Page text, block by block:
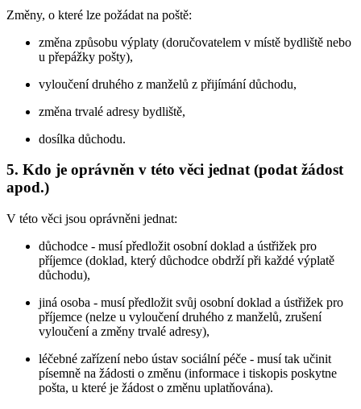
Změny, o které lze požádat na poště:
změna způsobu výplaty (doručovatelem v místě bydliště nebo
u přepážky pošty),
vyloučení druhého z manželů z přijímání důchodu,
změna trvalé adresy bydliště,
dosílka důchodu.
5. Kdo je oprávněn v této věci jednat (podat žádost
apod.)
V této věci jsou oprávněni jednat:
důchodce - musí předložit osobní doklad a ústřižek pro
příjemce (doklad, který důchodce obdrží při každé výplatě
důchodu),
jiná osoba - musí předložit svůj osobní doklad a ústřižek pro
příjemce (nelze u vyloučení druhého z manželů, zrušení
vyloučení a změny trvalé adresy),
léčebné zařízení nebo ústav sociální péče - musí tak učinit
písemně na žádosti o změnu (informace i tiskopis poskytne
pošta, u které je žádost o změnu uplatňována).